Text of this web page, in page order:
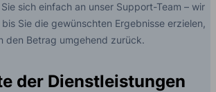
sich einfach an unser Support-Team – wir
Sie die gewünschten Ergebnisse erzielen,
den Betrag umgehend zurück.
der Dienstleistungen